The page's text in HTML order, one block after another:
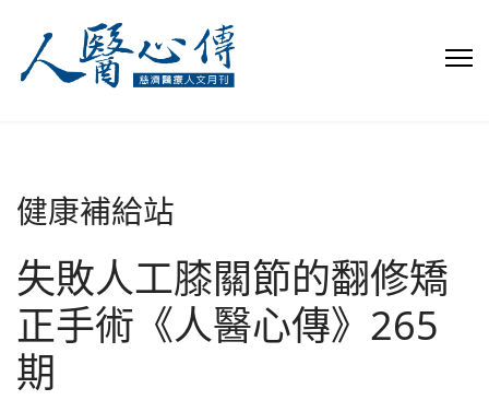
健康補給站
失敗人工膝關節的翻修矯
正手術《人醫心傳》265
期